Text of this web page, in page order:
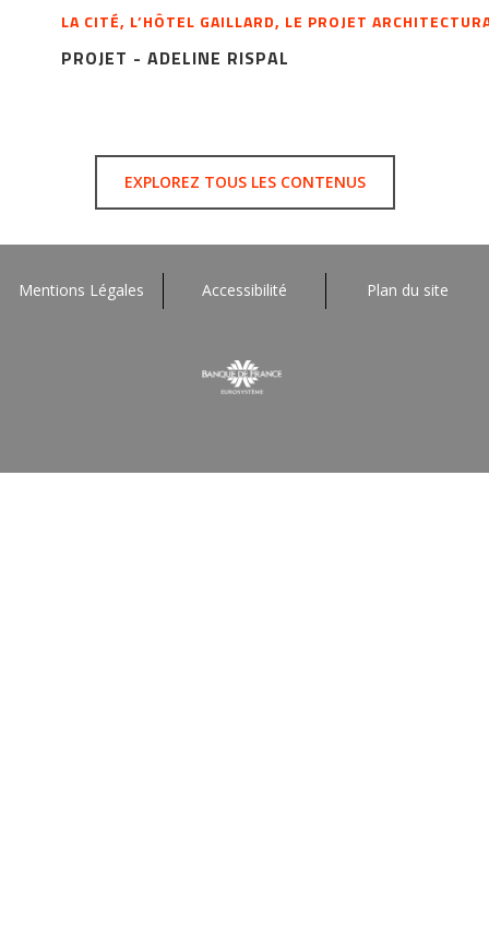
LA CITÉ, L’HÔTEL GAILLARD, LE PROJET
PROJET - ADELINE RISPAL
EXPLOREZ TOUS LES CONTENUS
Mentions Légales Accessibilité Plan du site